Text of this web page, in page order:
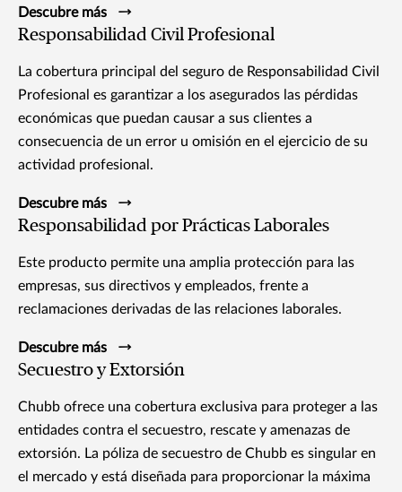
Descubre más
Responsabilidad Civil Profesional
La cobertura principal del seguro de Responsabilidad Civil
Profesional es garantizar a los asegurados las pérdidas
económicas que puedan causar a sus clientes a
consecuencia de un error u omisión en el ejercicio de su
actividad profesional.
Descubre más
Responsabilidad por Prácticas Laborales
Este producto permite una amplia protección para las
empresas, sus directivos y empleados, frente a
reclamaciones derivadas de las relaciones laborales.
Descubre más
Secuestro y Extorsión
Chubb ofrece una cobertura exclusiva para proteger a las
entidades contra el secuestro, rescate y amenazas de
extorsión. La póliza de secuestro de Chubb es singular en
el mercado y está diseñada para proporcionar la máxima